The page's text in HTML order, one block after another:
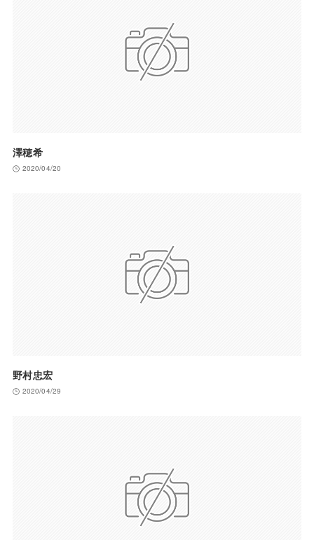
澤穂希
2020/04/20
野村忠宏
2020/04/29